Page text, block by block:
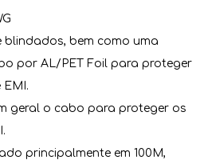
blindados, bem como uma
por AL/PET Foil para proteger
geral o cabo para proteger os
principalmente em 100M,